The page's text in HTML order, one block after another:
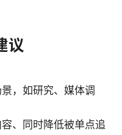
议
，如研究、媒体调
、同时降低被单点追